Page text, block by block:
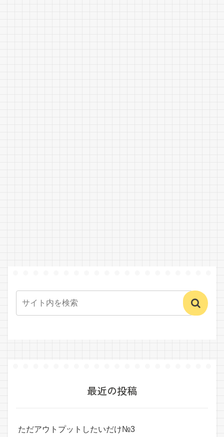
最近の投稿
ただアウトプットしたいだけ№3